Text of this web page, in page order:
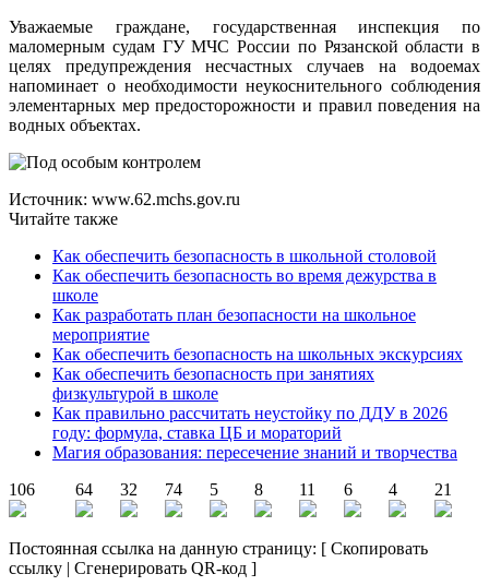
Уважаемые граждане, государственная инспекция по
маломерным судам ГУ МЧС России по Рязанской области в
целях предупреждения несчастных случаев на водоемах
напоминает о необходимости неукоснительного соблюдения
элементарных мер предосторожности и правил поведения на
водных объектах.
Источник: www.62.mchs.gov.ru
Читайте также
Как обеспечить безопасность в школьной столовой
Как обеспечить безопасность во время дежурства в
школе
Как разработать план безопасности на школьное
мероприятие
Как обеспечить безопасность на школьных экскурсиях
Как обеспечить безопасность при занятиях
физкультурой в школе
Как правильно рассчитать неустойку по ДДУ в 2026
году: формула, ставка ЦБ и мораторий
Магия образования: пересечение знаний и творчества
106
64 32 74 5 8 11 6 4 21
Постоянная ссылка на данную страницу: [ Скопировать
ссылку | Сгенерировать QR-код ]